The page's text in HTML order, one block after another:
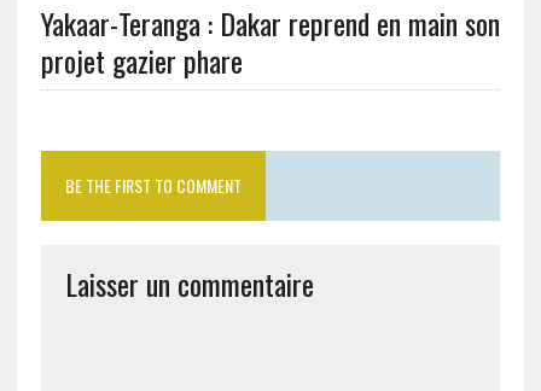
Yakaar-Teranga : Dakar reprend en main son
projet gazier phare
BE THE FIRST TO COMMENT
Laisser un commentaire